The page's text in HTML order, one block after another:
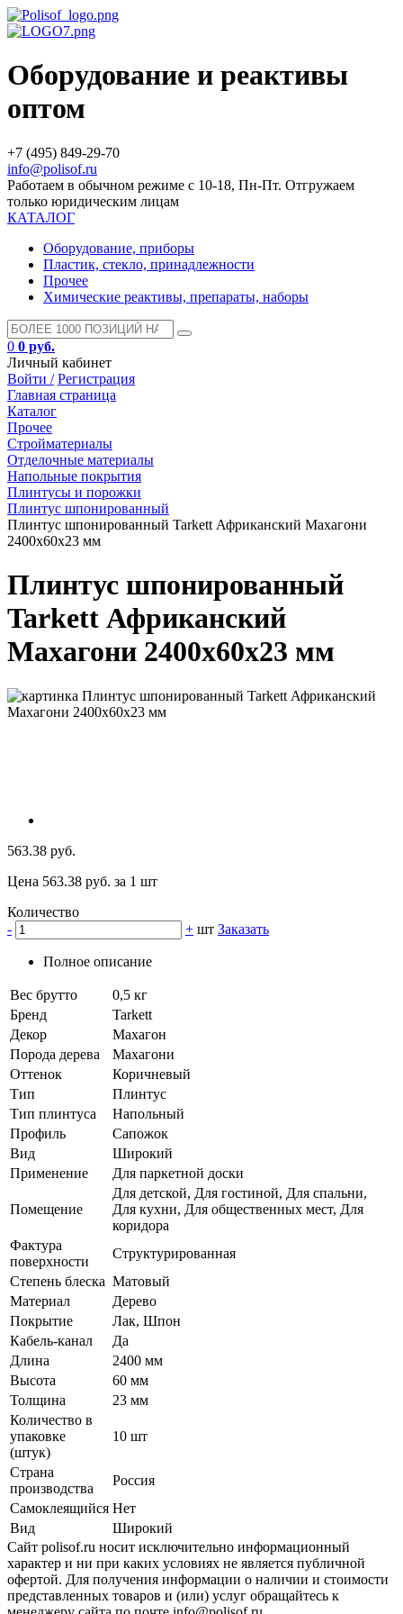
Оборудование и реактивы
оптом
+7 (495) 849-29-70
info@polisof.ru
Работаем в обычном режиме с 10-18, Пн-Пт. Отгружаем
только юридическим лицам
КАТАЛОГ
Оборудование, приборы
Пластик, стекло, принадлежности
Прочее
Химические реактивы, препараты, наборы
0 0 руб.
Личный кабинет
Войти / Регистрация
Главная страница
Каталог
Прочее
Стройматериалы
Отделочные материалы
Напольные покрытия
Плинтусы и порожки
Плинтус шпонированный
Плинтус шпонированный Tarkett Африканский Махагони
2400х60х23 мм
Плинтус шпонированный
Tarkett Африканский
Махагони 2400х60х23 мм
563.38 руб.
Цена 563.38 руб. за 1 шт
Количество
-
+ шт Заказать
Полное описание
Вес брутто
0,5 кг
Бренд
Tarkett
Декор
Махагон
Порода дерева
Махагони
Оттенок
Коричневый
Тип
Плинтус
Тип плинтуса
Напольный
Профиль
Сапожок
Вид
Широкий
Применение
Для паркетной доски
Помещение
Для детской, Для гостиной, Для спальни,
Для кухни, Для общественных мест, Для
коридора
Фактура
поверхности
Структурированная
Степень блеска Матовый
Материал
Дерево
Покрытие
Лак, Шпон
Кабель-канал
Да
Длина
2400 мм
Высота
60 мм
Толщина
23 мм
Количество в
упаковке
(штук)
10 шт
Страна
производства
Россия
Самоклеящийся Нет
Вид
Широкий
Сайт polisof.ru носит исключительно информационный
характер и ни при каких условиях не является публичной
офертой. Для получения информации о наличии и стоимости
представленных товаров и (или) услуг обращайтесь к